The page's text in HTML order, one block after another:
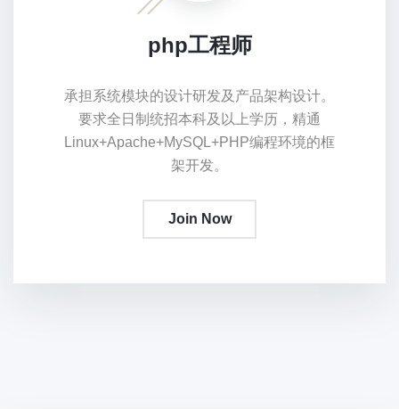
php工程师
承担系统模块的设计研发及产品架构设计。
要求全日制统招本科及以上学历，精通
Linux+Apache+MySQL+PHP编程环境的框
架开发。
Join Now